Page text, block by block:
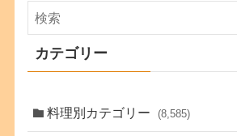
カテゴリー
料理別カテゴリー (8,585)